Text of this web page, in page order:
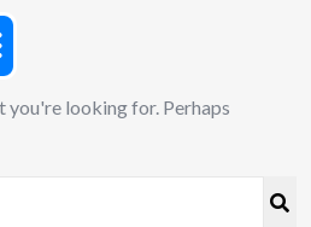
you're looking for. Perhaps